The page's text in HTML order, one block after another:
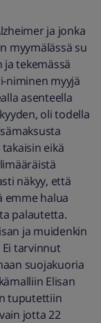
ja jonka
myymälässä su
ja tekemässä
niminen myyjä
asenteella
oli todella
eikä
näkyy, että
emme halua
palautetta.
ja muidenkin
tarvinnut
suojakuoria
Elisan
tuputettiin
jotta 22